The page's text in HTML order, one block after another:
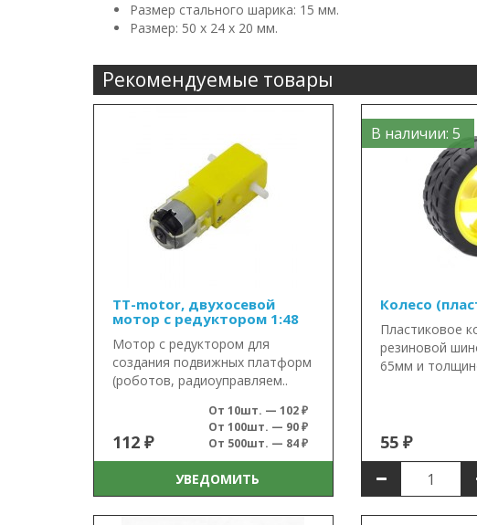
Размер стального шарика: 15 мм.
Размер: 50 x 24 x 20 мм.
Рекомендуемые товары
TT-motor, двухосевой
мотор с редуктором 1:48
Мотор с редуктором для
создания подвижных платформ
(роботов, радиоуправляем..
112 ₽
От 10шт. — 102 ₽
От 100шт. — 90 ₽
От 500шт. — 84 ₽
УВЕДОМИТЬ
В наличии: 5
Колесо
Пластиковое
резиновой
65мм и
55 ₽